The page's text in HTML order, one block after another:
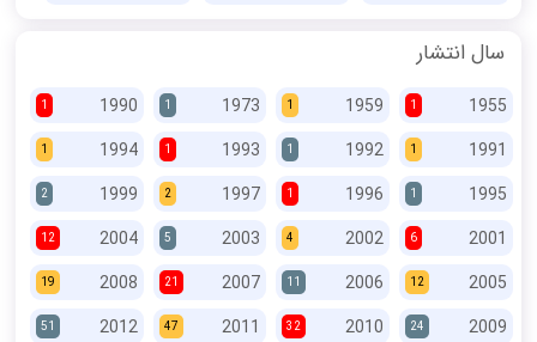
سال انتشار
1955
1
1959
1
1973
1
1990
1
1991
1
1992
1
1993
1
1994
1
1995
1
1996
1
1997
2
1999
2
2001
6
2002
4
2003
5
2004
12
2005
12
2006
11
2007
21
2008
19
2009
24
2010
32
2011
47
2012
51